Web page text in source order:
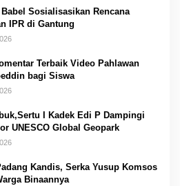
Sosialisasikan Rencana
IPR di Gantung
Terbaik Video Pahlawan
bagi Siswa
I Kadek Edi P Dampingi
UNESCO Global Geopark
Kandis, Serka Yusup Komsos
Binaannya